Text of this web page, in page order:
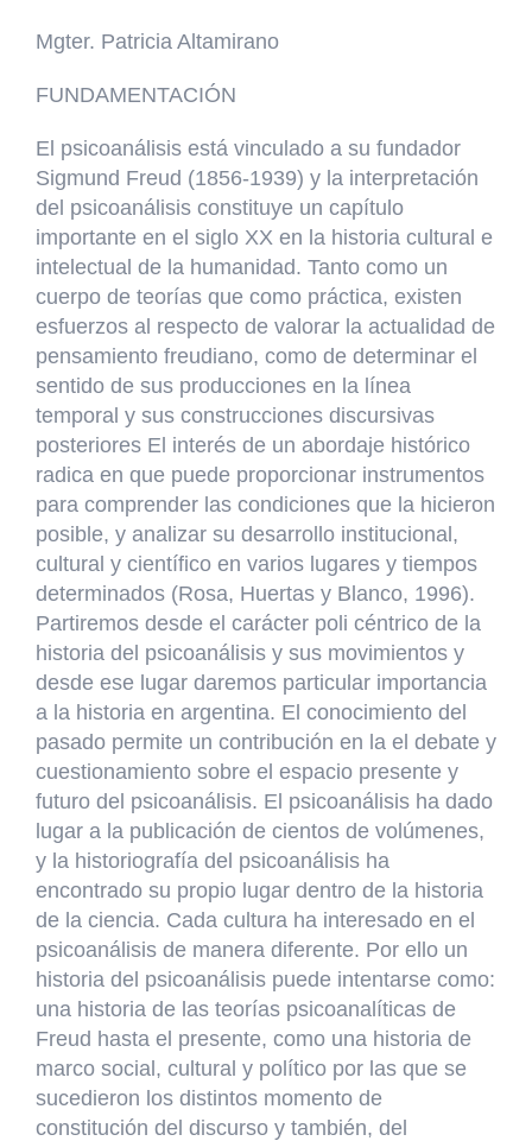
Mgter. Patricia Altamirano
FUNDAMENTACIÓN
El psicoanálisis está vinculado a su fundador
Sigmund Freud (1856-1939) y la interpretación
del psicoanálisis constituye un capítulo
importante en el siglo XX en la historia cultural e
intelectual de la humanidad. Tanto como un
cuerpo de teorías que como práctica, existen
esfuerzos al respecto de valorar la actualidad de
pensamiento freudiano, como de determinar el
sentido de sus producciones en la línea
temporal y sus construcciones discursivas
posteriores El interés de un abordaje histórico
radica en que puede proporcionar instrumentos
para comprender las condiciones que la hicieron
posible, y analizar su desarrollo institucional,
cultural y científico en varios lugares y tiempos
determinados (Rosa, Huertas y Blanco, 1996).
Partiremos desde el carácter poli céntrico de la
historia del psicoanálisis y sus movimientos y
desde ese lugar daremos particular importancia
a la historia en argentina. El conocimiento del
pasado permite un contribución en la el debate y
cuestionamiento sobre el espacio presente y
futuro del psicoanálisis. El psicoanálisis ha dado
lugar a la publicación de cientos de volúmenes,
y la historiografía del psicoanálisis ha
encontrado su propio lugar dentro de la historia
de la ciencia. Cada cultura ha interesado en el
psicoanálisis de manera diferente. Por ello un
historia del psicoanálisis puede intentarse como:
una historia de las teorías psicoanalíticas de
Freud hasta el presente, como una historia de
marco social, cultural y político por las que se
sucedieron los distintos momento de
constitución del discurso y también, del